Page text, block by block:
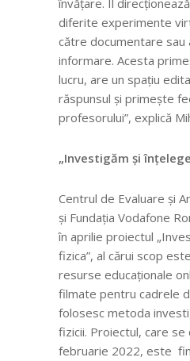
învățare. Îl
diferite experimente
către documentare sau
informare. Acesta
lucru, are un spațiu
răspunsul și primește
profesorului”, explică
„Investigăm și
Centrul de Evaluare și
și Fundația Vodafone
în aprilie proiectul
fizica”, al cărui scop
resurse educaționale
filmate pentru cadrele
folosesc metoda
fizicii. Proiectul, care se
februarie 2022, este